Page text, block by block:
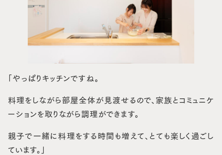
「やっぱりキッチンですね。
料理をしながら部屋全体が見渡せるので、家族とコミュニケ
ーションを取りながら調理ができます。
親子で一緒に料理をする時間も増えて、とても楽しく過ごし
ています。」